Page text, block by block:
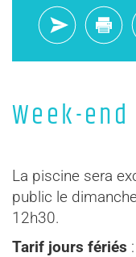
Week-
La piscine sera
public le
12h30.
Tarif jours fériés